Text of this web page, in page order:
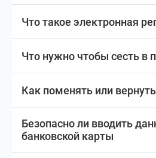
Что такое электронная
Что нужно чтобы сесть в
Как поменять или
Безопасно ли вводить
банковской карты